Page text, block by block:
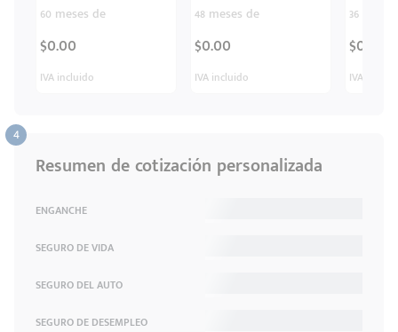
60 meses de
$0.00
IVA incluido
48 meses de
$0.00
IVA incluido
36
$0.00
IVA
Resumen de cotización personalizada
ENGANCHE
SEGURO DE VIDA
SEGURO DEL AUTO
SEGURO DE DESEMPLEO